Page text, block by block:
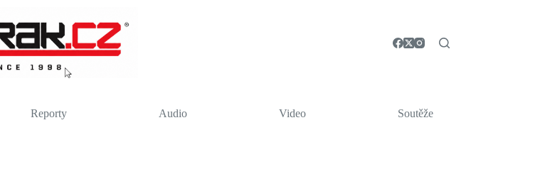
Reporty Audio Video Soutěže